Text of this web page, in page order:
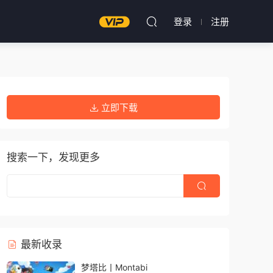
登录 注册
立即下载
搜索一下，发现更多
最新收录
梦塔比丨Montabi